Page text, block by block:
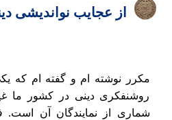
از عجايب نوانديشی
مکرر نوشته ام و گفته ام که
روشنفکری دينی در کشور ما
شماری از نمايندگان آن است.